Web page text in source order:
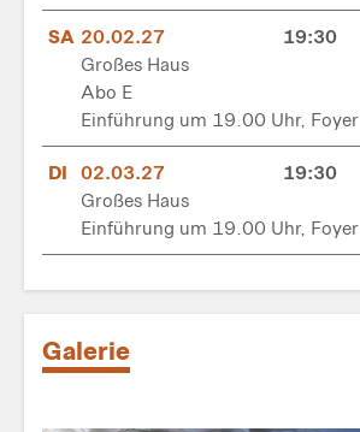
SA 20.02.27
19:30
Großes Haus
Abo E
Einführung um 19.00 Uhr, Foyer
DI 02.03.27
19:30
Großes Haus
Einführung um 19.00 Uhr, Foyer
Galerie